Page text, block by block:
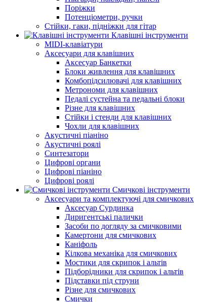
Поріжки
Потенціометри, ручки
Стійки, гаки, підніжки для гітар
Клавішні інструменти
MIDI-клавіатури
Аксесуари для клавішних
Аксесуар Банкетки
Блоки живлення для клавішних
Комбопідсилювачі для клавішних
Метрономи для клавішних
Педалі сустейна та педальні блоки
Різне для клавішних
Стійки і стенди для клавішних
Чохли для клавішних
Акустичні піаніно
Акустичні роялі
Синтезатори
Цифрові органи
Цифрові піаніно
Цифрові роялі
Смичкові інструменти
Аксесуари та комплектуючі для смичкових
Аксесуар Сурдинка
Диригентські палички
Засоби по догляду за смичковими
Камертони для смичкових
Каніфоль
Кілкова механіка для смичкових
Мостики для скрипок і альтів
Підборiдники для скрипок і альтів
Підставки під струни
Різне для смичкових
Смички